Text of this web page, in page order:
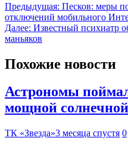
Предыдущая: Песков: меры
отключений мобильного
Далее: Известный психиатр
маньяков
Похожие новости
Астрономы
мощной
ТК «Звезда»3 месяца спустя 0